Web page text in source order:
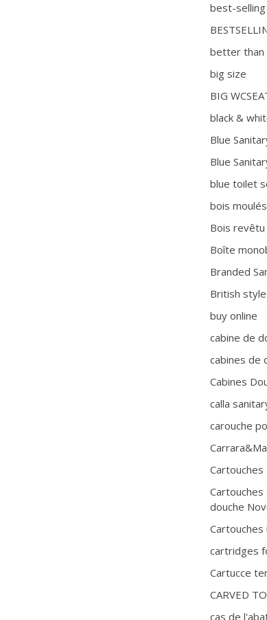
best-
better than
big size
BIG
black &
Blue
Blue
blue toilet
bois moulés
Bois revêtu
Boîte
Branded
British style
buy online
cabine de
cabines de
Cabines
calla
carouche
douche
cartridges
Cartucce
CARVED
cas de